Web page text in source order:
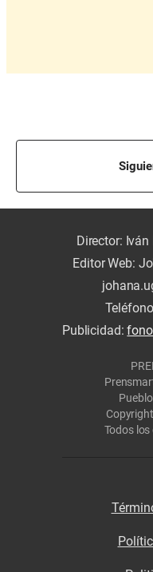
Director:
Editor Web:
Publicidad:
Todos